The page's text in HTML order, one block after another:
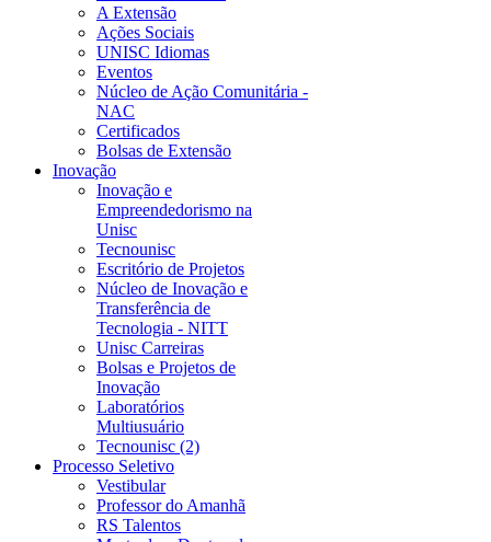
A Extensão
Ações Sociais
UNISC Idiomas
Eventos
Núcleo de Ação Comunitária -
NAC
Certificados
Bolsas de Extensão
Inovação
Inovação e
Empreendedorismo na
Unisc
Tecnounisc
Escritório de Projetos
Núcleo de Inovação e
Transferência de
Tecnologia - NITT
Unisc Carreiras
Bolsas e Projetos de
Inovação
Laboratórios
Multiusuário
Tecnounisc (2)
Processo Seletivo
Vestibular
Professor do Amanhã
RS Talentos